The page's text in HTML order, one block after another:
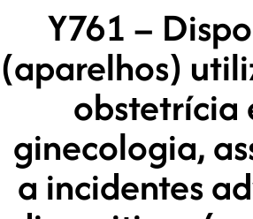
Y761 –
(aparelhos)
obstetrícia
ginecologia,
a incidentes